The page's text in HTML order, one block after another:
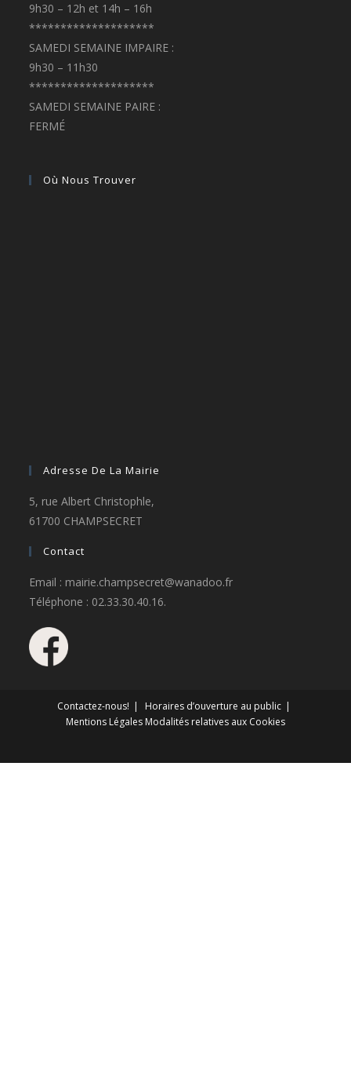
9h30 – 12h et 14h – 16h
********************
SAMEDI SEMAINE IMPAIRE :
9h30 – 11h30
********************
SAMEDI SEMAINE PAIRE :
FERMÉ
Où Nous Trouver
Adresse De La Mairie
5, rue Albert Christophle,
61700 CHAMPSECRET
Contact
Email : mairie.champsecret@wanadoo.fr
Téléphone : 02.33.30.40.16.
Contactez-nous!
Horaires d’ouverture au public
Mentions Légales Modalités relatives aux Cookies